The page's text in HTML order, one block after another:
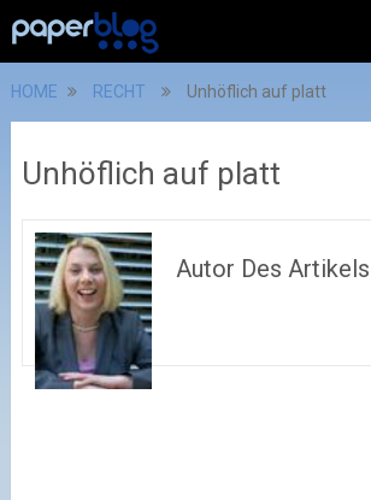
HOME RECHT Unhöflich auf platt
Unhöflich auf platt
Autor Des